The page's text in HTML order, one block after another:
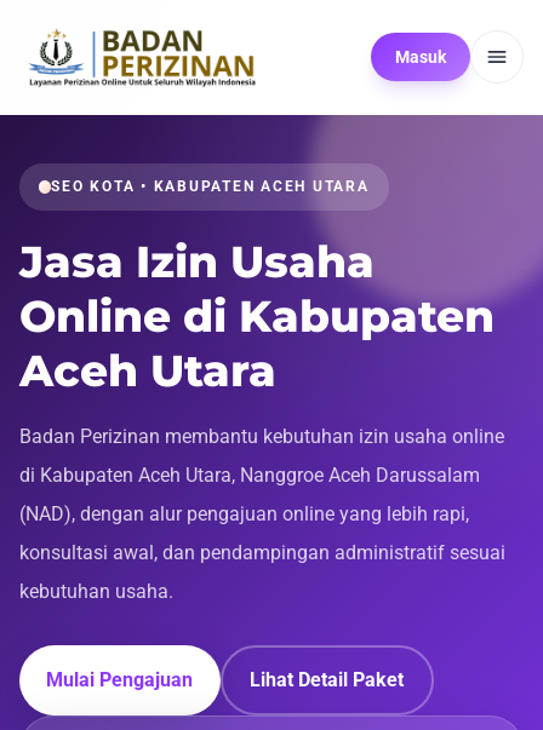
Masuk
SEO KOTA • KABUPATEN ACEH UTARA
Jasa Izin Usaha
Online di Kabupaten
Aceh Utara
Badan Perizinan membantu kebutuhan izin usaha online
di Kabupaten Aceh Utara, Nanggroe Aceh Darussalam
(NAD), dengan alur pengajuan online yang lebih rapi,
konsultasi awal, dan pendampingan administratif sesuai
kebutuhan usaha.
Mulai Pengajuan Lihat Detail Paket